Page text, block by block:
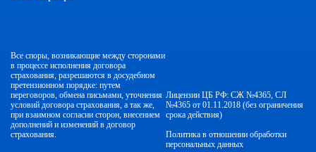
Все споры, возникающие между сторонами
в процессе исполнения договора
страхования, разрешаются в досудебном
претензионном порядке: путем
переговоров, обмена письмами, уточнения
условий договора страхования, а так же,
при взаимном согласии сторон, внесением
дополнений и изменений в договор
страхования.
Лицензии ЦБ РФ: СЖ №4365, СЛ
№4365 от 01.11.2018 (без ограничения
срока действия)
Политика в отношении обработки
персональных данных